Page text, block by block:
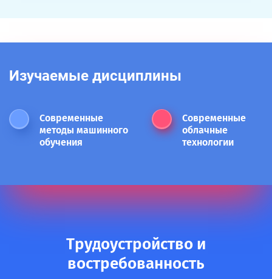
Изучаемые дисциплины
Современные
методы машинного
обучения
Современные
облачные
технологии
Трудоустройство и
востребованность